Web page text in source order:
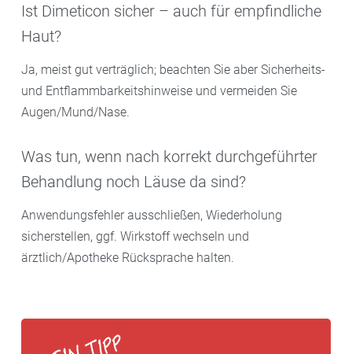
Ist Dimeticon sicher – auch für empfindliche
Haut?
Ja, meist gut verträglich; beachten Sie aber Sicherheits-
und Entflammbarkeitshinweise und vermeiden Sie
Augen/Mund/Nase.
Was tun, wenn nach korrekt durchgeführter
Behandlung noch Läuse da sind?
Anwendungsfehler ausschließen, Wiederholung
sicherstellen, ggf. Wirkstoff wechseln und
ärztlich/Apotheke Rücksprache halten.